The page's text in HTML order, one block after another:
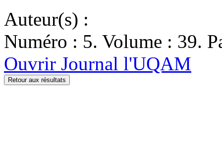
Auteur(s) :
Numéro : 5. Volume : 39.
Ouvrir Journal l'UQAM
Retour aux résultats